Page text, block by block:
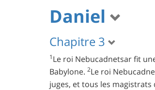
Daniel
Chapitre 3
1Le roi Nebucadnetsar fit
Babylone. 2Le roi
juges, et tous les